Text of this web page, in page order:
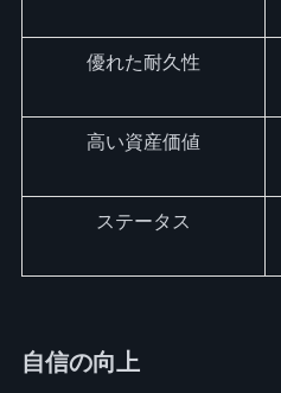
優れた耐久性
高い資産価値
ステータス
自信の向上